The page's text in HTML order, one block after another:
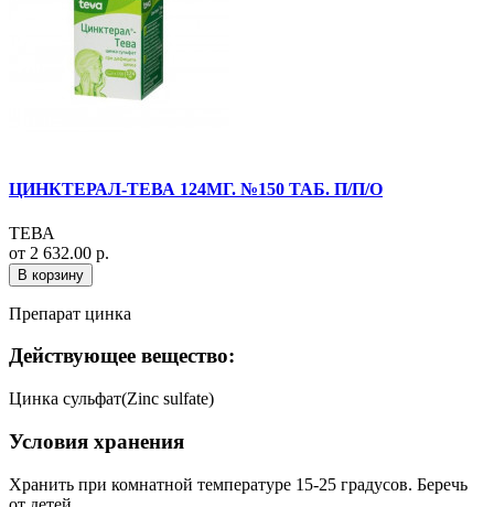
ЦИНКТЕРАЛ-ТЕВА 124МГ. №150 ТАБ. П/П/О
ТЕВА
от 2 632.00 р.
В корзину
Препарат цинка
Действующее вещество:
Цинка сульфат(Zinc sulfate)
Условия хранения
Хранить при комнатной температуре 15-25 градусов. Беречь